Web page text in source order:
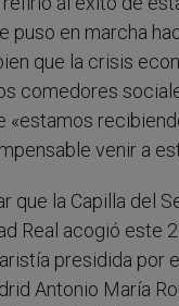
puso en marcha
que la crisis
comedores
«estamos
venir a
que la Capilla del
Real acogió este
presidida por
Antonio María